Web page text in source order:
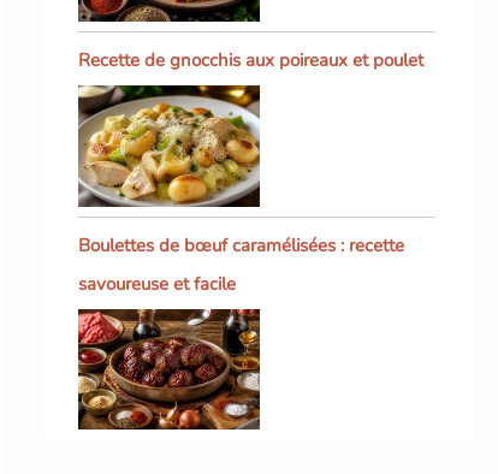
Recette de gnocchis aux poireaux et poulet
Boulettes de bœuf caramélisées : recette
savoureuse et facile